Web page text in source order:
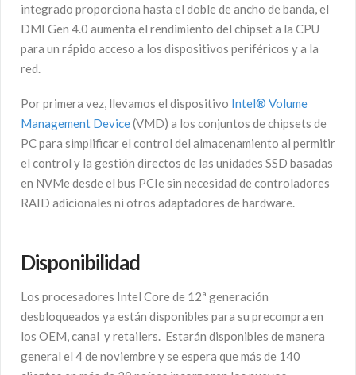
integrado proporciona hasta el doble de ancho de banda, el
DMI Gen 4.0 aumenta el rendimiento del chipset a la CPU
para un rápido acceso a los dispositivos periféricos y a la
red.
Por primera vez, llevamos el dispositivo Intel® Volume
Management Device(VMD) a los conjuntos de chipsets de
PC para simplificar el control del almacenamiento al permitir
el control y la gestión directos de las unidades SSD basadas
en NVMe desde el bus PCIe sin necesidad de controladores
RAID adicionales ni otros adaptadores de hardware.
Disponibilidad
Los procesadores Intel Core de 12ª generación
desbloqueados ya están disponibles para su precompra en
los OEM, canal y retailers. Estarán disponibles de manera
general el 4 de noviembre y se espera que más de 140